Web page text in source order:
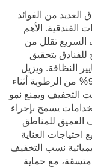
العديد من الفوائد
الفندقية. الأهم
السريع تقلل من
بتحقيق
النظافة. ويزيل
النظام القوي لشفط الرطوبة ما يصل إلى 95% من الرطوبة أثناء
التجفيف ويمنع نمو
يسمح بإجراء
العميق للمناطق
احتياجات العناية
نسب التخفيف
متسقة، مع حماية